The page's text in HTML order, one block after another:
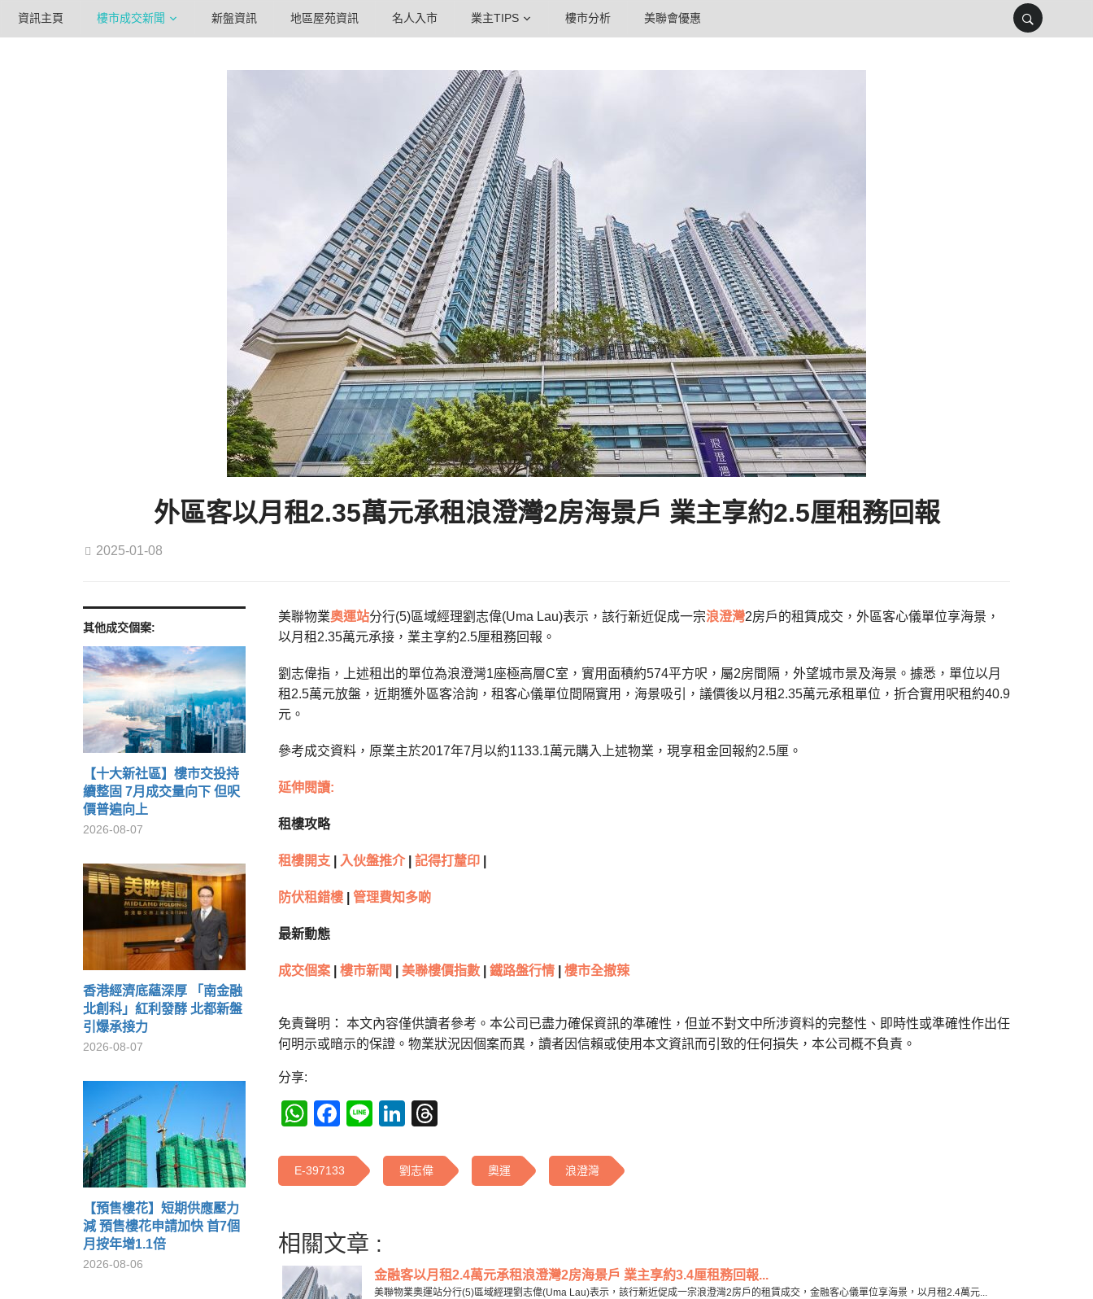
資訊主頁 樓市成交新聞 新盤資訊 地區屋苑資訊 名人入市 業主TIPS 樓市分析 美聯會優惠
外區客以月租2.35萬元承租浪澄灣2房海景戶 業主享約2.5厘租務回報
2025-01-08
其他成交個案:
【十大新社區】樓市交投持
續整固 7月成交量向下 但呎
價普遍向上
2026-08-07
香港經濟底蘊深厚 「南金融
北創科」紅利發酵 北都新盤
引爆承接力
2026-08-07
【預售樓花】短期供應壓力
減 預售樓花申請加快 首7個
月按年增1.1倍
2026-08-06
美聯物業奧運站分行(5)區域經理劉志偉(Uma Lau)表示，該行新近促成一宗浪澄灣2房戶的租賃成交，外區客心儀單位享海景，
以月租2.35萬元承接，業主享約2.5厘租務回報。
劉志偉指，上述租出的單位為浪澄灣1座極高層C室，實用面積約574平方呎，屬2房間隔，外望城市景及海景。據悉，單位以月
租2.5萬元放盤，近期獲外區客洽詢，租客心儀單位間隔實用，海景吸引，議價後以月租2.35萬元承租單位，折合實用呎租約40.9
元。
參考成交資料，原業主於2017年7月以約1133.1萬元購入上述物業，現享租金回報約2.5厘。
延伸閱讀:
租樓攻略
租樓開支 入伙盤推介 記得打釐印
防伏租錯樓 管理費知多啲
最新動態
成交個案 樓市新聞 美聯樓價指數 鐵路盤行情 樓市全撤辣
免責聲明： 本文內容僅供讀者參考。本公司已盡力確保資訊的準確性，但並不對文中所涉資料的完整性、即時性或準確性作出任
何明示或暗示的保證。物業狀況因個案而異，讀者因信賴或使用本文資訊而引致的任何損失，本公司概不負責。
分享:
WhatsApp
Facebook
LineLinkedIn
E-397133 劉志偉 奧運 浪澄灣
相關文章 :
金融客以月租2.4萬元承租浪澄灣2房海景戶 業主享約3.4厘租務回報...
美聯物業奧運站分行(5)區域經理劉志偉(Uma Lau)表示，該行新近促成一宗浪澄灣2房戶的租賃成交，金融客心儀單位享海景，以月租2.4萬元...